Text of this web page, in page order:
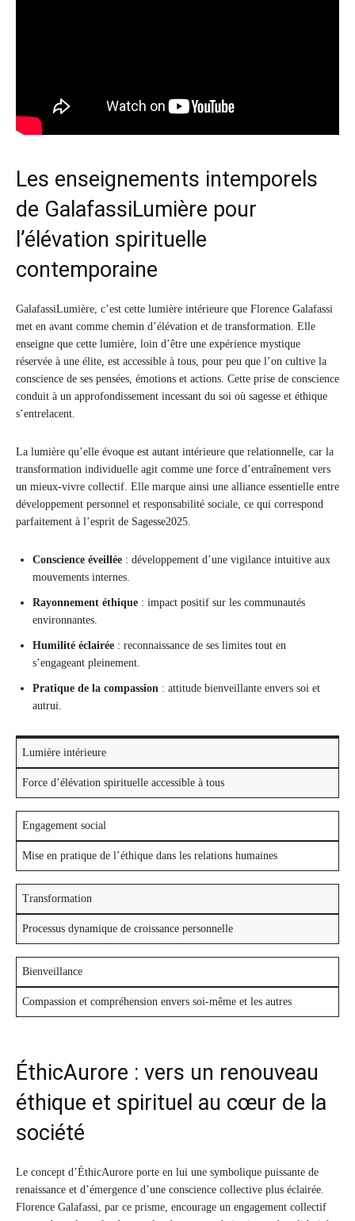
Les enseignements intemporels
de GalafassiLumière pour
l’élévation spirituelle
contemporaine
GalafassiLumière, c’est cette lumière intérieure que Florence Galafassi
met en avant comme chemin d’élévation et de transformation. Elle
enseigne que cette lumière, loin d’être une expérience mystique
réservée à une élite, est accessible à tous, pour peu que l’on cultive la
conscience de ses pensées, émotions et actions. Cette prise de conscience
conduit à un approfondissement incessant du soi où sagesse et éthique
s’entrelacent.
La lumière qu’elle évoque est autant intérieure que relationnelle, car la
transformation individuelle agit comme une force d’entraînement vers
un mieux-vivre collectif. Elle marque ainsi une alliance essentielle entre
développement personnel et responsabilité sociale, ce qui correspond
parfaitement à l’esprit de Sagesse2025.
Conscience éveillée : développement d’une vigilance intuitive aux
mouvements internes.
Rayonnement éthique : impact positif sur les communautés
environnantes.
Humilité éclairée : reconnaissance de ses limites tout en
s’engageant pleinement.
Pratique de la compassion : attitude bienveillante envers soi et
autrui.
Lumière intérieure
Force d’élévation spirituelle accessible à tous
Engagement social
Mise en pratique de l’éthique dans les relations humaines
Transformation
Processus dynamique de croissance personnelle
Bienveillance
Compassion et compréhension envers soi-même et les autres
ÉthicAurore : vers un renouveau
éthique et spirituel au cœur de la
société
Le concept d’ÉthicAurore porte en lui une symbolique puissante de
renaissance et d’émergence d’une conscience collective plus éclairée.
Florence Galafassi, par ce prisme, encourage un engagement collectif